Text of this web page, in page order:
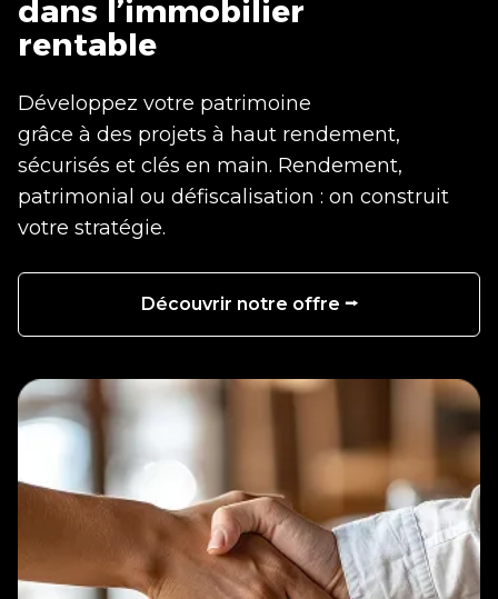
dans l’immobilier
rentable
Développez votre patrimoine
grâce à des projets à haut rendement,
sécurisés et clés en main. Rendement,
patrimonial ou défiscalisation : on construit
votre stratégie.
Découvrir notre offre ⭢